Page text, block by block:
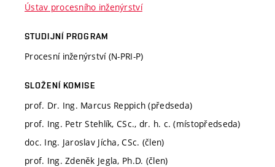
Ústav procesního inženýrství
STUDIJNÍ PROGRAM
Procesní inženýrství (N-PRI-P)
SLOŽENÍ KOMISE
prof. Dr. Ing. Marcus Reppich (předseda)
prof. Ing. Petr Stehlík, CSc., dr. h. c. (místopředseda)
doc. Ing. Jaroslav Jícha, CSc. (člen)
prof. Ing. Zdeněk Jegla, Ph.D. (člen)